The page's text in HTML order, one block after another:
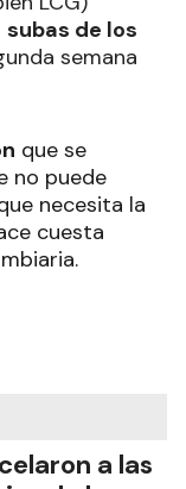
subas de los
semana
que se
no puede
necesita la
cuesta
a las